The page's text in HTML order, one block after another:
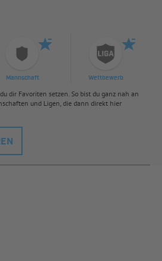
Mannschaft Wettbewerb
dir Favoriten setzen. So bist du ganz nah an
und Ligen, die dann direkt hier